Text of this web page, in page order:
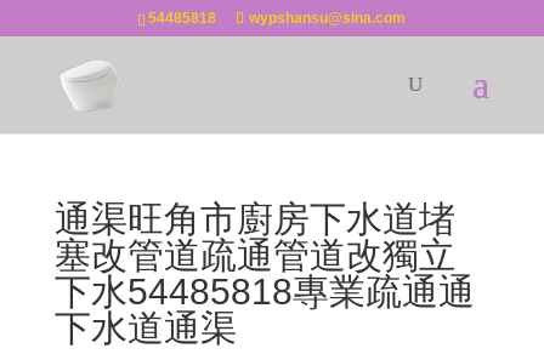
54485818 wypshansu@sina.com
通渠旺角市廚房下水道堵
塞改管道疏通管道改獨立
下水54485818專業疏通通
下水道通渠